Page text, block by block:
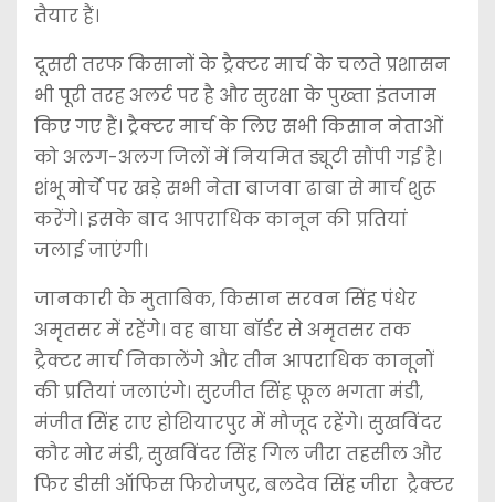
तैयार हैं।
दूसरी तरफ किसानों के ट्रैक्टर मार्च के चलते प्रशासन
भी पूरी तरह अलर्ट पर है और सुरक्षा के पुख्ता इंतजाम
किए गए हैं। ट्रैक्टर मार्च के लिए सभी किसान नेताओं
को अलग-अलग जिलों में नियमित ड्यूटी सौंपी गई है।
शंभू मोर्चे पर खड़े सभी नेता बाजवा ढाबा से मार्च शुरू
करेंगे। इसके बाद आपराधिक कानून की प्रतियां
जलाई जाएंगी।
जानकारी के मुताबिक, किसान सरवन सिंह पंधेर
अमृतसर में रहेंगे। वह बाघा बॉर्डर से अमृतसर तक
ट्रैक्टर मार्च निकालेंगे और तीन आपराधिक कानूनों
की प्रतियां जलाएंगे। सुरजीत सिंह फूल भगता मंडी,
मंजीत सिंह राए होशियारपुर में मौजूद रहेंगे। सुखविंदर
कौर मोर मंडी, सुखविंदर सिंह गिल जीरा तहसील और
फिर डीसी ऑफिस फिरोजपुर, बलदेव सिंह जीरा ट्रैक्टर